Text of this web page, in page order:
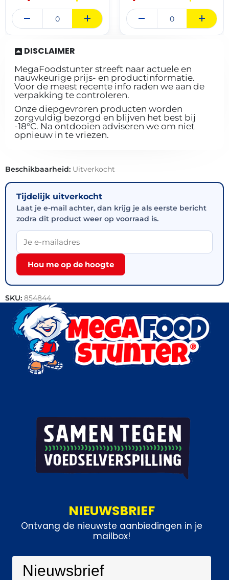
DISCLAIMER
MegaFoodstunter streeft naar actuele en
nauwkeurige prijs- en productinformatie.
Voor de meest recente info raden we aan de
verpakking te controleren.
Onze diepgevroren producten worden
zorgvuldig bezorgd en blijven het best bij
-18°C. Na ontdooien adviseren we om niet
opnieuw in te vriezen.
Beschikbaarheid: Uitverkocht
Tijdelijk uitverkocht
Laat je e-mail achter, dan krijg je als eerste bericht
zodra dit product weer op voorraad is.
Hou me op de hoogte
SKU: 854844
Categorie: Outlet
NIEUWSBRIEF
Ontvang de nieuwste aanbiedingen in je
mailbox!
Nieuwsbrief